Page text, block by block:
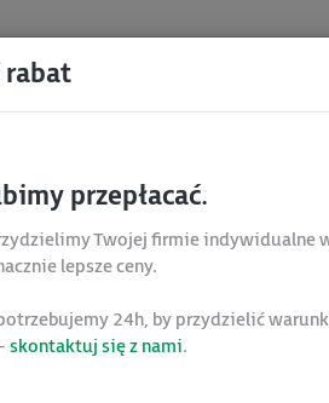
przemysłowe
IGV V2
ONE
rabat
przepłacać.
Twojej firmie indywidualne
lepsze ceny.
24h, by przydzielić
skontaktuj się z nami.